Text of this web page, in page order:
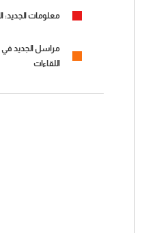
معلومات الجديد:
مراسل الجديد في
اللقاءات